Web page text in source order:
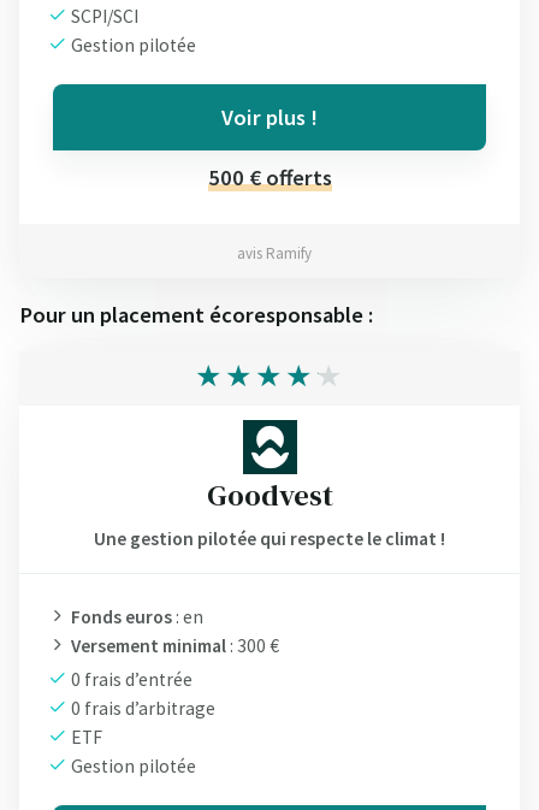
SCPI/SCI
Gestion pilotée
Voir plus !
500 € offerts
avis Ramify
Pour un placement écoresponsable :
Goodvest
Une gestion pilotée qui respecte le climat !
Fonds euros : en
Versement minimal : 300 €
0 frais d’entrée
0 frais d’arbitrage
ETF
Gestion pilotée